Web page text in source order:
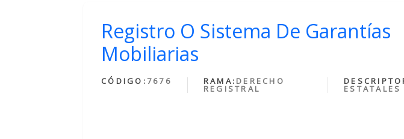
Registro O Sistema De Garantías
Mobiliarias
CÓDIGO: 7676 RAMA: DERECHO
REGISTRAL ESTATALES